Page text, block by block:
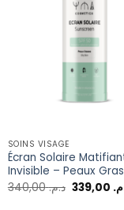
SOINS VISAGE
Écran Solaire
Invisible – Peaux
د.م.340,00